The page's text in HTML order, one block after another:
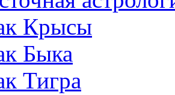
Крысы
Быка
Тигра